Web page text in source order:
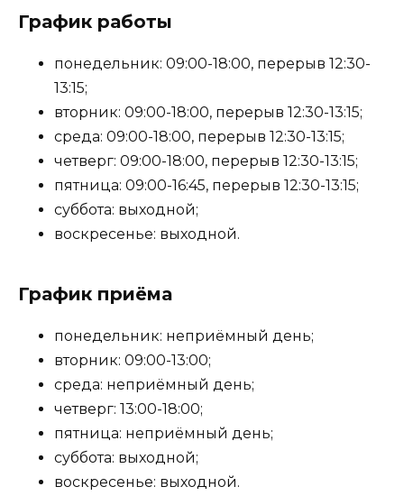
График работы
понедельник: 09:00-18:00, перерыв 12:30-
13:15;
вторник: 09:00-18:00, перерыв 12:30-13:15;
среда: 09:00-18:00, перерыв 12:30-13:15;
четверг: 09:00-18:00, перерыв 12:30-13:15;
пятница: 09:00-16:45, перерыв 12:30-13:15;
суббота: выходной;
воскресенье: выходной.
График приёма
понедельник: неприёмный день;
вторник: 09:00-13:00;
среда: неприёмный день;
четверг: 13:00-18:00;
пятница: неприёмный день;
суббота: выходной;
воскресенье: выходной.